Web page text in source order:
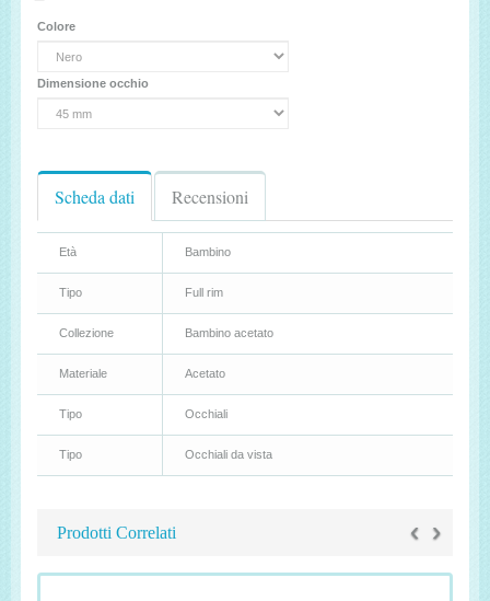
Colore
Dimensione occhio
Scheda dati Recensioni
Età Bambino
Tipo Full rim
Collezione Bambino acetato
Materiale Acetato
Tipo Occhiali
Tipo Occhiali da vista
Prodotti Correlati ‹ ›